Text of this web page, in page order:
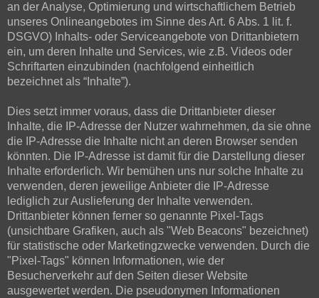
an der Analyse, Optimierung und wirtschaftlichem Betrieb
unseres Onlineangebotes im Sinne des Art. 6 Abs. 1 lit. f.
DSGVO) Inhalts- oder Serviceangebote von Drittanbietern
ein, um deren Inhalte und Services, wie z.B. Videos oder
Schriftarten einzubinden (nachfolgend einheitlich
bezeichnet als “Inhalte”).
Dies setzt immer voraus, dass die Drittanbieter dieser
Inhalte, die IP-Adresse der Nutzer wahrnehmen, da sie ohne
die IP-Adresse die Inhalte nicht an deren Browser senden
könnten. Die IP-Adresse ist damit für die Darstellung dieser
Inhalte erforderlich. Wir bemühen uns nur solche Inhalte zu
verwenden, deren jeweilige Anbieter die IP-Adresse
lediglich zur Auslieferung der Inhalte verwenden.
Drittanbieter können ferner so genannte Pixel-Tags
(unsichtbare Grafiken, auch als "Web Beacons" bezeichnet)
für statistische oder Marketingzwecke verwenden. Durch die
"Pixel-Tags" können Informationen, wie der
Besucherverkehr auf den Seiten dieser Website
ausgewertet werden. Die pseudonymen Informationen